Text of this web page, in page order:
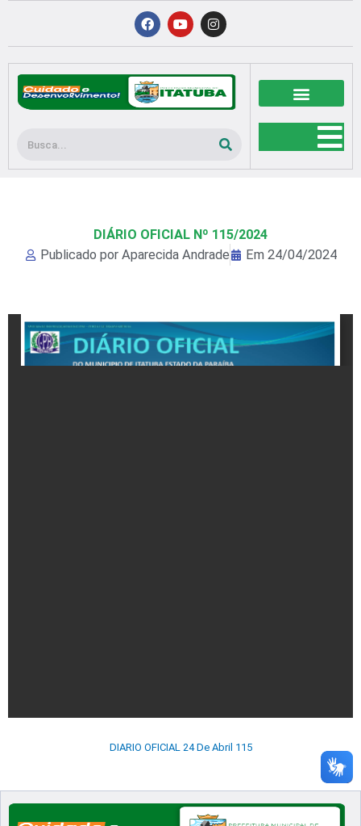
conteúdo
F
a
c
b
o
o
k
Y
o
u
u
b
e
I
n
s
a
g
r
a
Pesquisar
DIÁRIO OFICIAL Nº 115/2024
Publicado por Aparecida Andrade Em 24/04/2024
DIARIO OFICIAL 24 De Abril 115